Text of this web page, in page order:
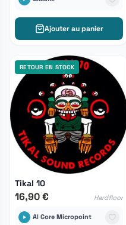
Ajouter au panier
RETOUR EN STOCK
Tikal 10
16,90 € Hardfloor
Al Core Micropoint